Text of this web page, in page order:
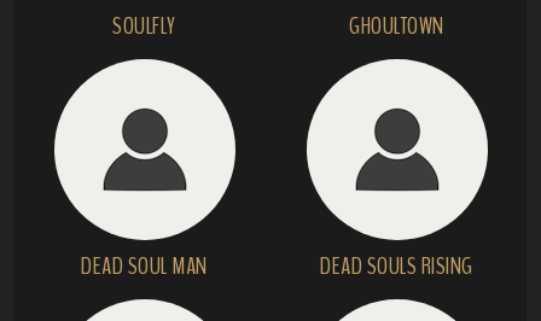
SOULFLY GHOULTOWN
DEAD SOUL MAN DEAD SOULS RISING